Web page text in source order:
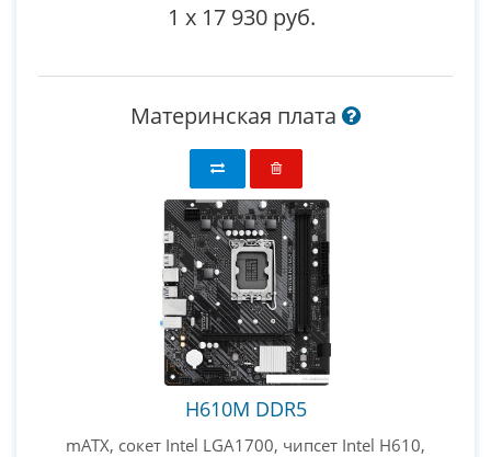
1 x 17 930 руб.
Материнская плата
H610M DDR5
mATX, сокет Intel LGA1700, чипсет Intel H610,